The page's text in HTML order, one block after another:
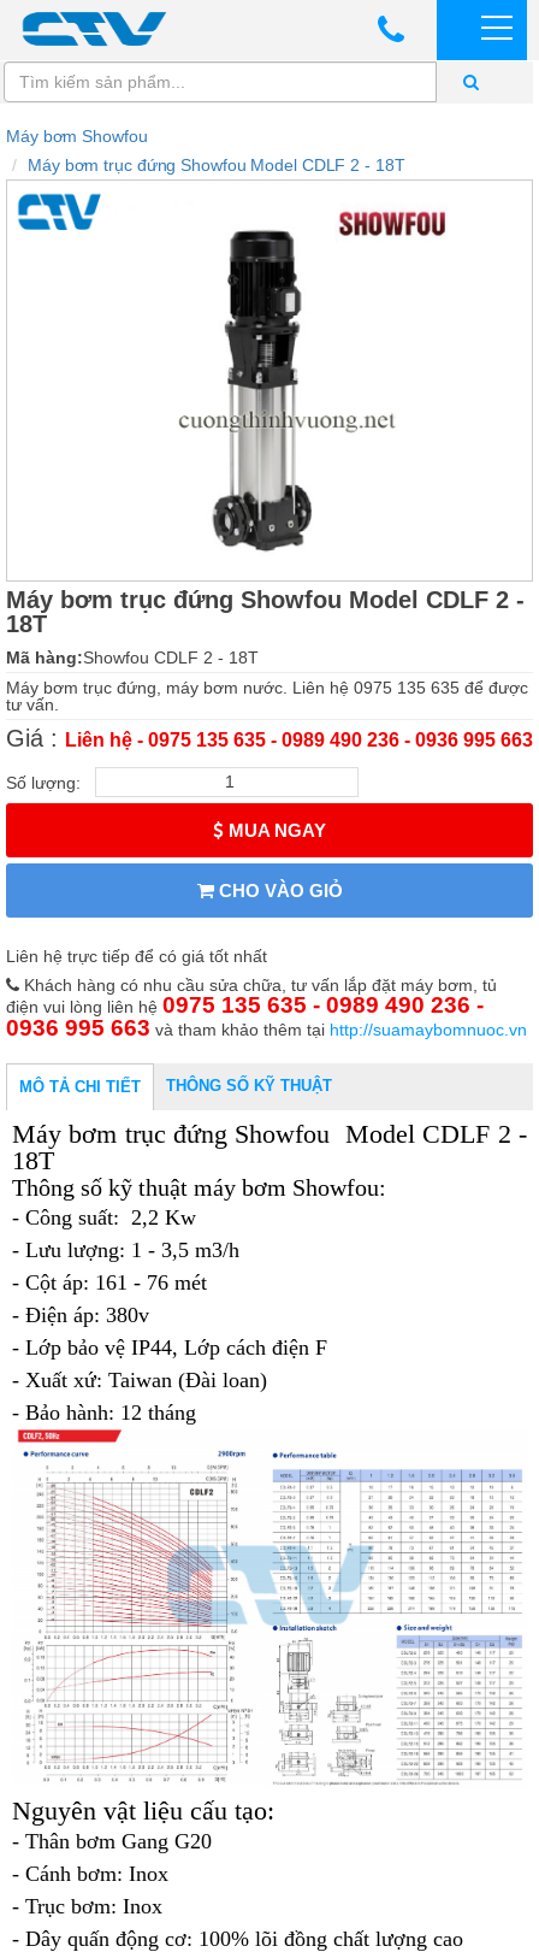
Máy bơm Showfou
Máy bơm trục đứng Showfou Model CDLF 2 - 18T
Máy bơm trục đứng Showfou Model CDLF 2 -
18T
Mã hàng:Showfou CDLF 2 - 18T
Máy bơm trục đứng, máy bơm nước. Liên hệ 0975 135 635 để được
tư vấn.
Giá : Liên hệ - 0975 135 635 - 0989 490 236 - 0936 995 663
Số lượng:
MUA NGAY
CHO VÀO GIỎ
Liên hệ trực tiếp để có giá tốt nhất
Khách hàng có nhu cầu sửa chữa, tư vấn lắp đặt máy bơm, tủ
điện vui lòng liên hệ 0975 135 635 - 0989 490 236 -
0936 995 663 và tham khảo thêm tại http://suamaybomnuoc.vn
MÔ TẢ CHI TIẾT THÔNG SỐ KỸ THUẬT
Máy bơm trục đứng Showfou Model CDLF 2 -
18T
Thông số kỹ thuật máy bơm Showfou:
- Công suất: 2,2 Kw
- Lưu lượng: 1 - 3,5 m3/h
- Cột áp: 161 - 76 mét
- Điện áp: 380v
- Lớp bảo vệ IP44, Lớp cách điện F
- Xuất xứ: Taiwan (Đài loan)
- Bảo hành: 12 tháng
Nguyên vật liệu cấu tạo:
- Thân bơm Gang G20
- Cánh bơm: Inox
- Trục bơm: Inox
- Dây quấn động cơ: 100% lõi đồng chất lượng cao